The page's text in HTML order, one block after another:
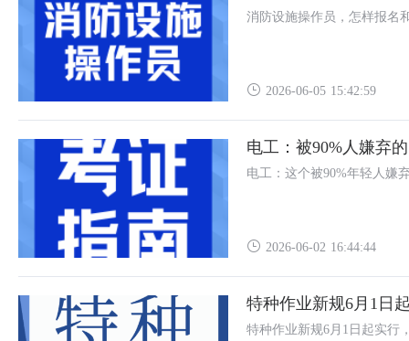
消防设施操作员，怎样报名
2026-06-05 15:42:59
电工：被90%人嫌弃
电工：这个被90%年轻人嫌
2026-06-02 16:44:44
特种作业新规6月1日
特种作业新规6月1日起实行